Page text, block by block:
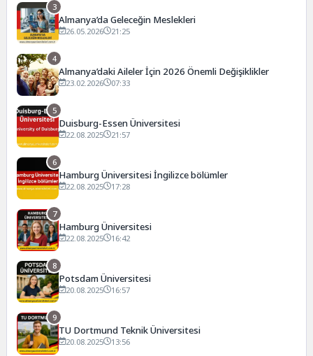
3
Almanya’da Geleceğin Meslekleri
26.05.2026 21:25
4
Almanya’daki Aileler İçin 2026 Önemli Değişiklikler
23.02.2026 07:33
5
Duisburg-Essen Üniversitesi
22.08.2025 21:57
6
Hamburg Üniversitesi İngilizce bölümler
22.08.2025 17:28
7
Hamburg Üniversitesi
22.08.2025 16:42
8
Potsdam Üniversitesi
20.08.2025 16:57
9
TU Dortmund Teknik Üniversitesi
20.08.2025 13:56